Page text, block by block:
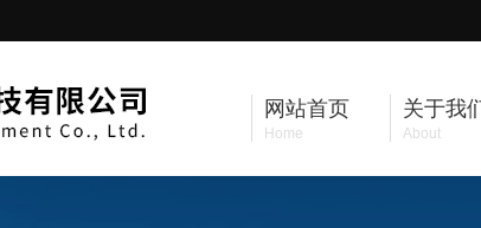
网站首页
Home
关于我
About